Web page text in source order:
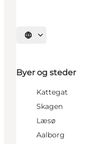
Vælg sprog
Byer og steder
Kattegat
Skagen
Læsø
Aalborg